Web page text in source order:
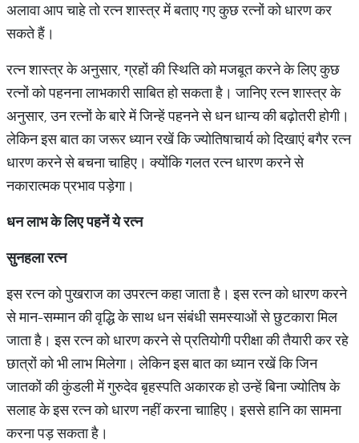
अलावा आप चाहे तो रत्न शास्त्र में बताए गए कुछ रत्नों को धारण कर
सकते हैं।
रत्न शास्त्र के अनुसार, ग्रहों की स्थिति को मजबूत करने के लिए कुछ
रत्नों को पहनना लाभकारी साबित हो सकता है। जानिए रत्न शास्त्र के
अनुसार, उन रत्नों के बारे में जिन्हें पहनने से धन धान्य की बढ़ोतरी होगी।
लेकिन इस बात का जरूर ध्यान रखें कि ज्योतिषाचार्य को दिखाएं बगैर रत्न
धारण करने से बचना चाहिए। क्योंकि गलत रत्न धारण करने से
नकारात्मक प्रभाव पड़ेगा।
धन लाभ के लिए पहनें ये रत्न
सुनहला रत्न
इस रत्न को पुखराज का उपरत्न कहा जाता है। इस रत्न को धारण करने
से मान-सम्मान की वृद्धि के साथ धन संबंधी समस्याओं से छुटकारा मिल
जाता है। इस रत्न को धारण करने से प्रतियोगी परीक्षा की तैयारी कर रहे
छात्रों को भी लाभ मिलेगा। लेकिन इस बात का ध्यान रखें कि जिन
जातकों की कुंडली में गुरुदेव बृहस्पति अकारक हो उन्हें बिना ज्योतिष के
सलाह के इस रत्न को धारण नहीं करना चााहिए। इससे हानि का सामना
करना पड़ सकता है।